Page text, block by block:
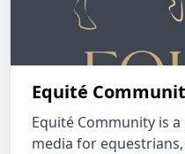
Equité
Equité Community is
media for